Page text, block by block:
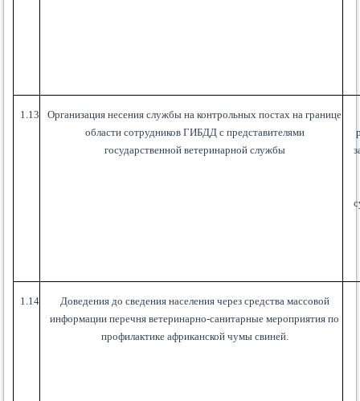
1.13
Организация несения службы на контрольных постах на границе
области сотрудников ГИБДД с представителями
государственной ветеринарной службы
1.14
Доведения до сведения населения через средства массовой
информации перечня ветеринарно-санитарные мероприятия по
профилактике африканской чумы свиней.